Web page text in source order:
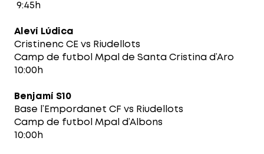
9:45h
Aleví Lúdica
Cristinenc CE vs Riudellots
Camp de futbol Mpal de Santa Cristina d’Aro
10:00h
Benjamí S10
Base l’Empordanet CF vs Riudellots
Camp de futbol Mpal d’Albons
10:00h